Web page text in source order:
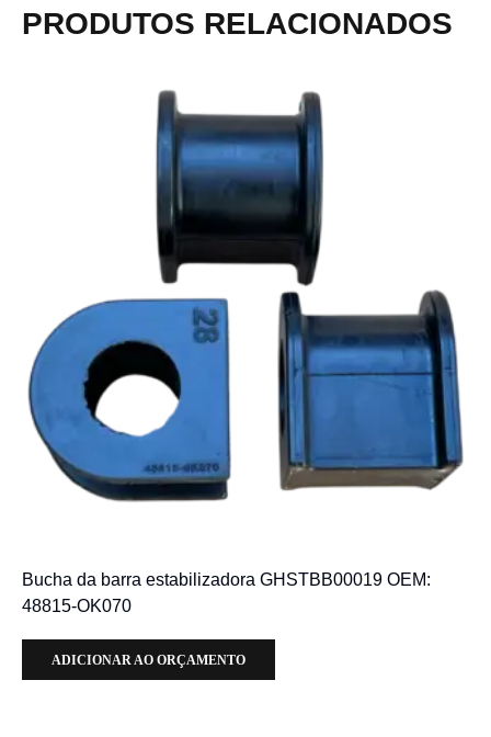
PRODUTOS RELACIONADOS
Bucha da barra estabilizadora GHSTBB00019 OEM:
48815-OK070
ADICIONAR AO ORÇAMENTO